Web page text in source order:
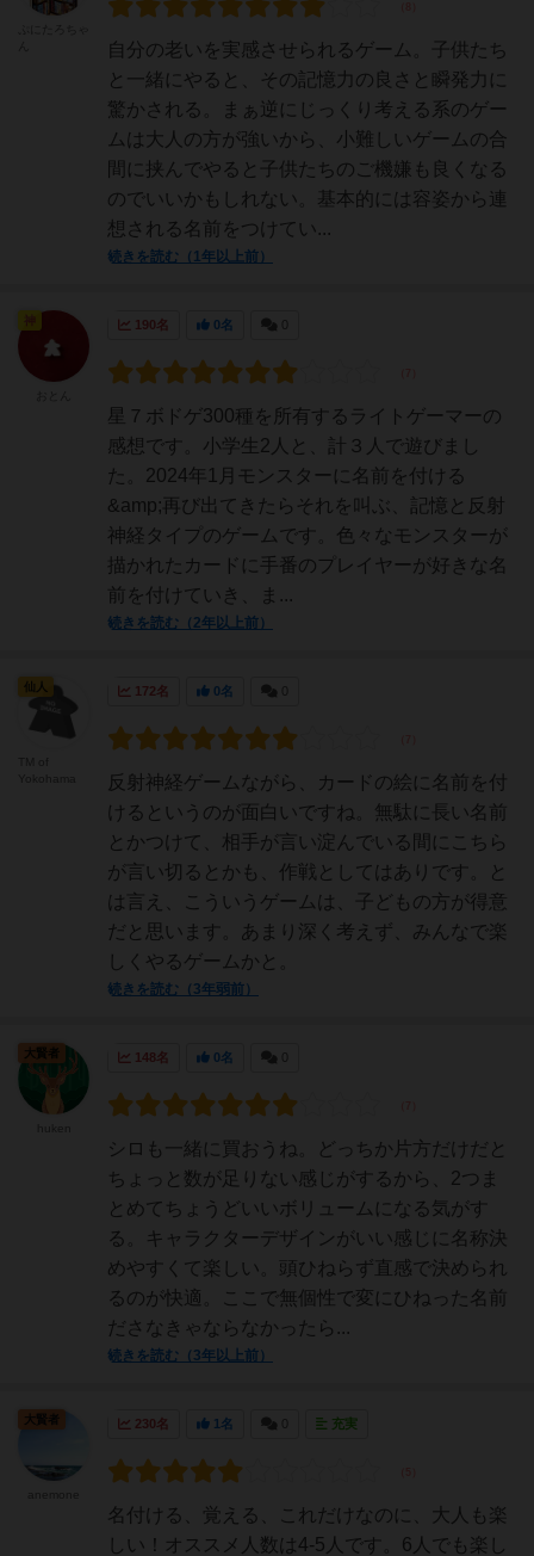
自分の老いを実感させられるゲーム。子供たち
と一緒にやると、その記憶力の良さと瞬発力に
驚かされる。まぁ逆にじっくり考える系のゲー
ムは大人の方が強いから、小難しいゲームの合
間に挟んでやると子供たちのご機嫌も良くなる
のでいいかもしれない。基本的には容姿から連
想される名前をつけてい...
続きを読む（1年以上前）
190名 0名
星７ボドゲ300種を所有するライトゲーマーの
感想です。小学生2人と、計３人で遊びまし
た。2024年1月モンスターに名前を付ける
&amp;再び出てきたらそれを叫ぶ、記憶と反射
神経タイプのゲームです。色々なモンスターが
描かれたカードに手番のプレイヤーが好きな名
前を付けていき、ま...
続きを読む（2年以上前）
神
172名 0名
反射神経ゲームながら、カードの絵に名前を付
けるというのが面白いですね。無駄に長い名前
とかつけて、相手が言い淀んでいる間にこちら
が言い切るとかも、作戦としてはありです。と
は言え、こういうゲームは、子どもの方が得意
だと思います。あまり深く考えず、みんなで楽
しくやるゲームかと。
続きを読む（3年弱前）
仙人
148名 0名
シロも一緒に買おうね。どっちか片方だけだと
ちょっと数が足りない感じがするから、2つま
とめてちょうどいいボリュームになる気がす
る。キャラクターデザインがいい感じに名称決
めやすくて楽しい。頭ひねらず直感で決められ
るのが快適。ここで無個性で変にひねった名前
ださなきゃならなかったら...
続きを読む（3年以上前）
大賢者
230名 1名 充実
名付ける、覚える、これだけなのに、大人も楽
しい！オススメ人数は4-5人です。6人でも楽し
大賢者